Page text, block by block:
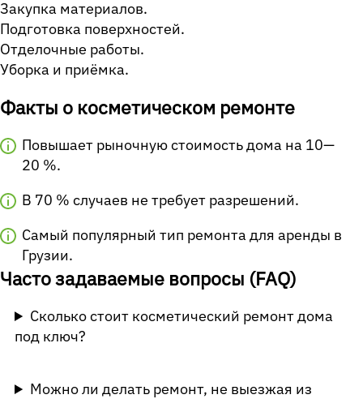
Закупка материалов.
Подготовка поверхностей.
Отделочные работы.
Уборка и приёмка.
Факты о косметическом ремонте
Повышает рыночную стоимость дома на 10—
20 %.
В 70 % случаев не требует разрешений.
Самый популярный тип ремонта для аренды в
Грузии.
Часто задаваемые вопросы (FAQ)
Сколько стоит косметический ремонт дома
под ключ?
Можно ли делать ремонт, не выезжая из